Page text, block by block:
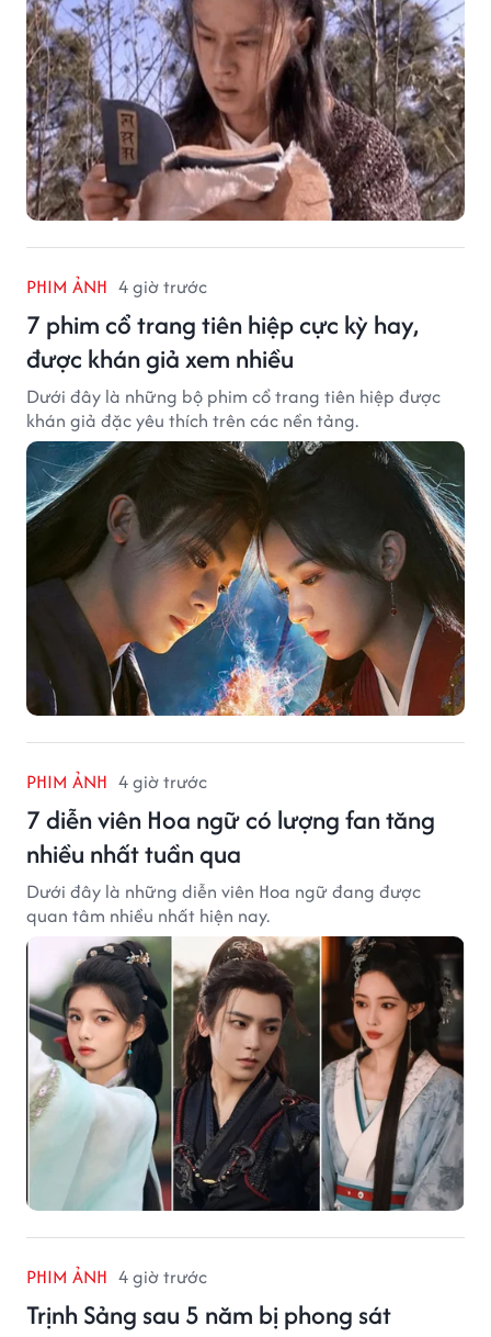
PHIM ẢNH 4 giờ trước
7 phim cổ trang tiên hiệp cực kỳ hay,
được khán giả xem nhiều
Dưới đây là những bộ phim cổ trang tiên hiệp được
khán giả đặc yêu thích trên các nền tảng.
PHIM ẢNH 4 giờ trước
7 diễn viên Hoa ngữ có lượng fan tăng
nhiều nhất tuần qua
Dưới đây là những diễn viên Hoa ngữ đang được
quan tâm nhiều nhất hiện nay.
PHIM ẢNH 4 giờ trước
Trịnh Sảng sau 5 năm bị phong sát